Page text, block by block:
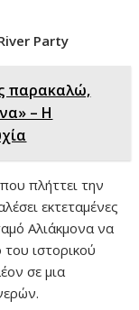
Party
παρακαλώ,
– Η
πλήττει την
εκτεταμένες
Αλιάκμονα να
του ιστορικού
σε μια